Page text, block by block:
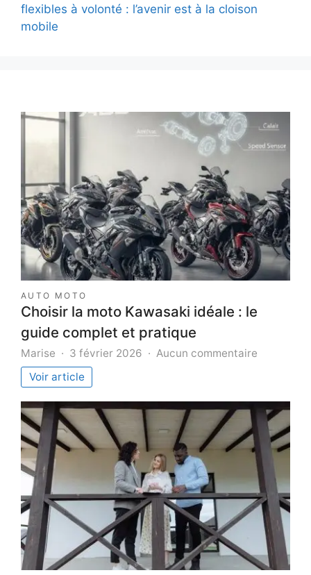
flexibles à volonté : l’avenir est à la cloison
mobile
AUTO MOTO
Choisir la moto Kawasaki idéale : le
guide complet et pratique
Marise 3 février 2026 Aucun commentaire
Kawasaki
idéale
le
guide
complet
et
pratique
Voir article